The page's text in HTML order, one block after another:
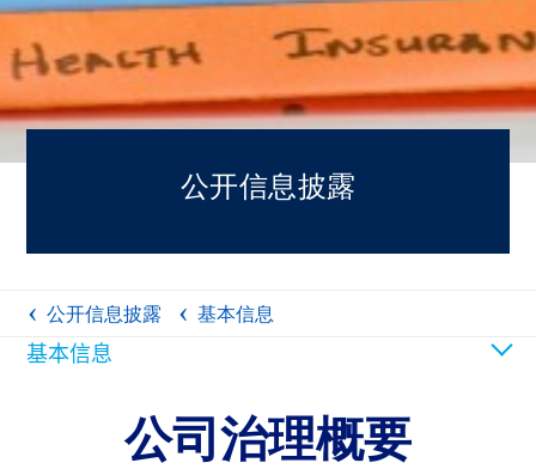
公开信息披露
公开信息披露 基本信息
基本信息
公司治理概要